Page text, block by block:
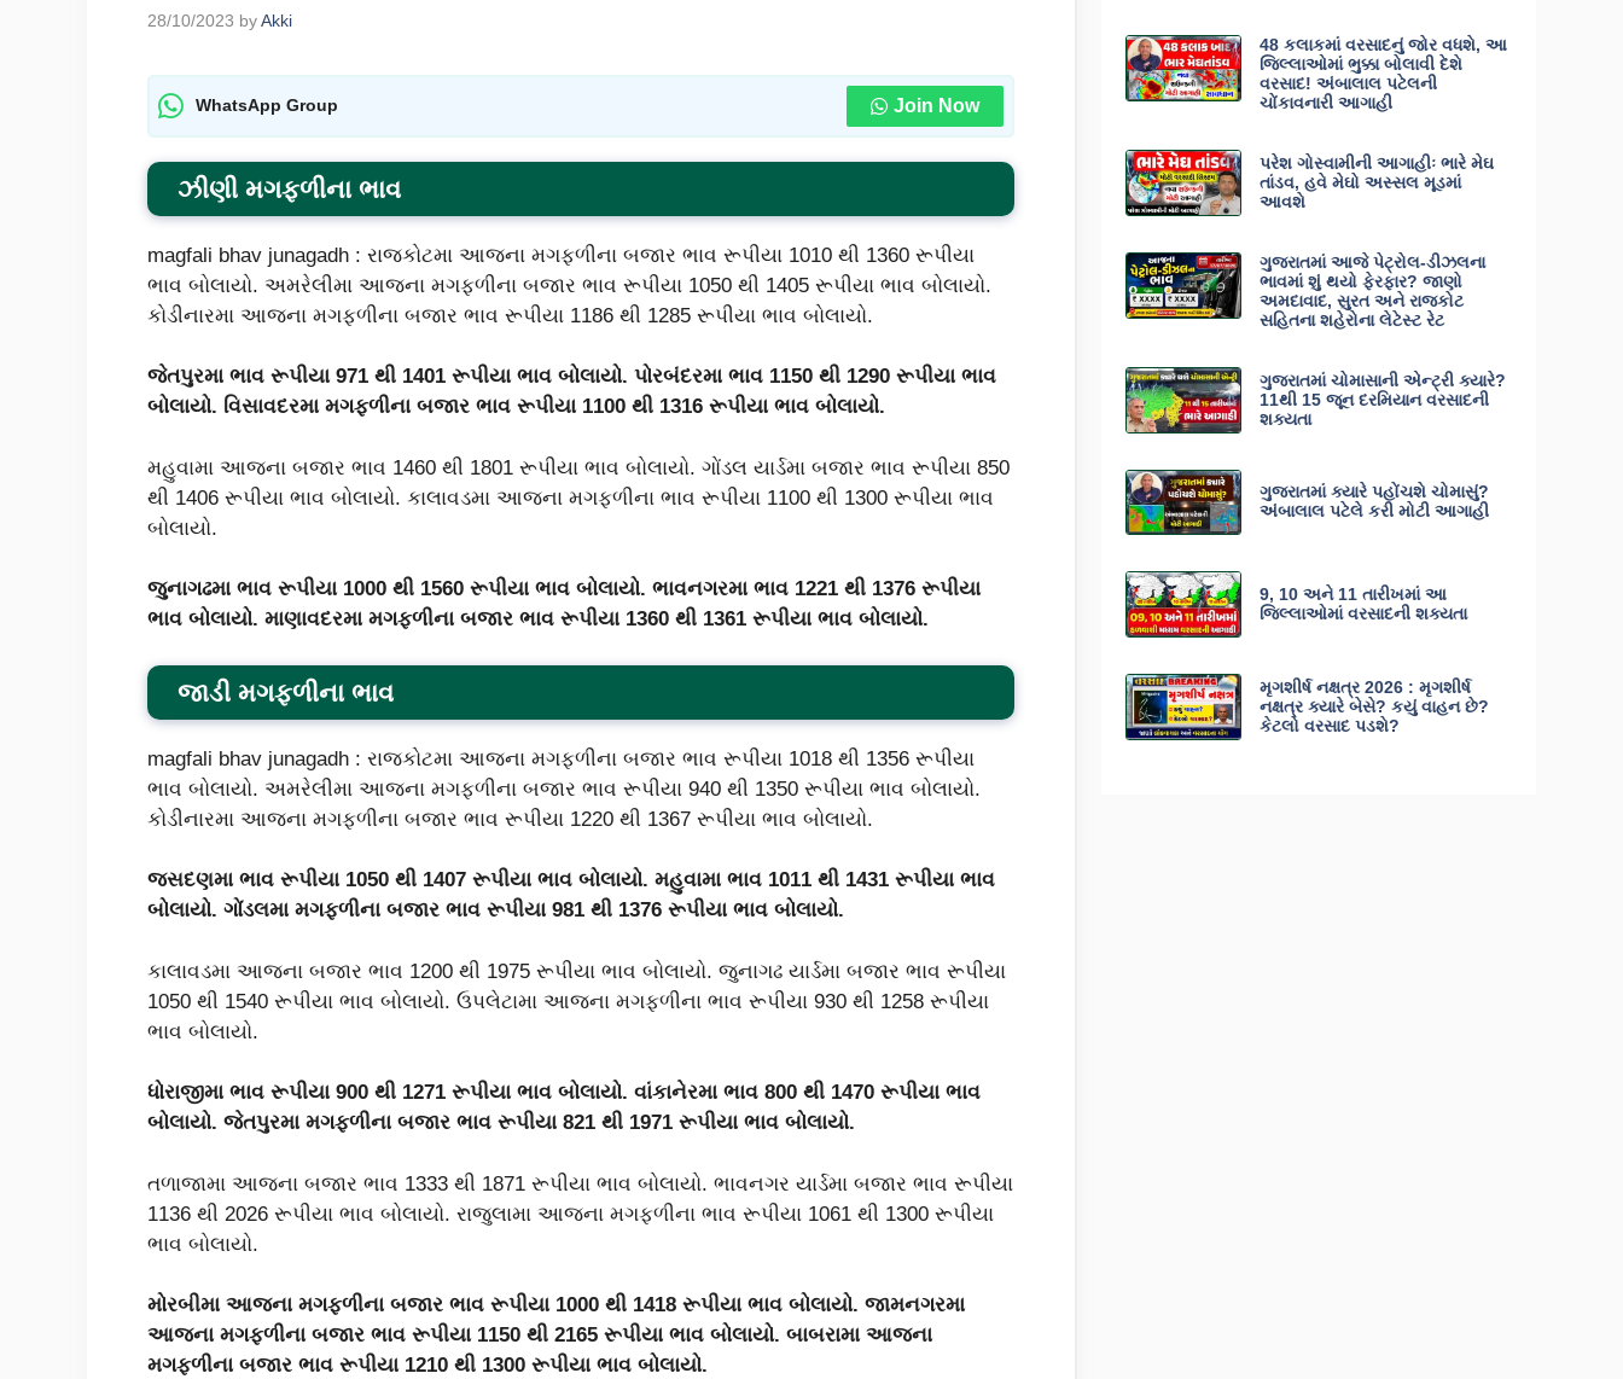
28/10/2023 byAkki
WhatsApp Group Join Now
ઝીણી મગફળીના ભાવ
magfali bhav junagadh : રાજકોટમા આજના મગફળીના બજાર ભાવ રૂપીયા 1010 થી 1360 રૂપીયા
ભાવ બોલાયો. અમરેલીમા આજના મગફળીના બજાર ભાવ રૂપીયા 1050 થી 1405 રૂપીયા ભાવ બોલાયો.
કોડીનારમા આજના મગફળીના બજાર ભાવ રૂપીયા 1186 થી 1285 રૂપીયા ભાવ બોલાયો.
જેતપુરમા ભાવ રૂપીયા 971 થી 1401 રૂપીયા ભાવ બોલાયો. પોરબંદરમા ભાવ 1150 થી 1290 રૂપીયા ભાવ
બોલાયો. વિસાવદરમા મગફળીના બજાર ભાવ રૂપીયા 1100 થી 1316 રૂપીયા ભાવ બોલાયો.
મહુવામા આજના બજાર ભાવ 1460 થી 1801 રૂપીયા ભાવ બોલાયો. ગોંડલ યાર્ડમા બજાર ભાવ રૂપીયા 850
થી 1406 રૂપીયા ભાવ બોલાયો. કાલાવડમા આજના મગફળીના ભાવ રૂપીયા 1100 થી 1300 રૂપીયા ભાવ
બોલાયો.
જુનાગઢમા ભાવ રૂપીયા 1000 થી 1560 રૂપીયા ભાવ બોલાયો. ભાવનગરમા ભાવ 1221 થી 1376 રૂપીયા
ભાવ બોલાયો. માણાવદરમા મગફળીના બજાર ભાવ રૂપીયા 1360 થી 1361 રૂપીયા ભાવ બોલાયો.
જાડી મગફળીના ભાવ
magfali bhav junagadh : રાજકોટમા આજના મગફળીના બજાર ભાવ રૂપીયા 1018 થી 1356 રૂપીયા
ભાવ બોલાયો. અમરેલીમા આજના મગફળીના બજાર ભાવ રૂપીયા 940 થી 1350 રૂપીયા ભાવ બોલાયો.
કોડીનારમા આજના મગફળીના બજાર ભાવ રૂપીયા 1220 થી 1367 રૂપીયા ભાવ બોલાયો.
જસદણમા ભાવ રૂપીયા 1050 થી 1407 રૂપીયા ભાવ બોલાયો. મહુવામા ભાવ 1011 થી 1431 રૂપીયા ભાવ
બોલાયો. ગોંડલમા મગફળીના બજાર ભાવ રૂપીયા 981 થી 1376 રૂપીયા ભાવ બોલાયો.
કાલાવડમા આજના બજાર ભાવ 1200 થી 1975 રૂપીયા ભાવ બોલાયો. જુનાગઢ યાર્ડમા બજાર ભાવ રૂપીયા
1050 થી 1540 રૂપીયા ભાવ બોલાયો. ઉપલેટામા આજના મગફળીના ભાવ રૂપીયા 930 થી 1258 રૂપીયા
ભાવ બોલાયો.
ધોરાજીમા ભાવ રૂપીયા 900 થી 1271 રૂપીયા ભાવ બોલાયો. વાંકાનેરમા ભાવ 800 થી 1470 રૂપીયા ભાવ
બોલાયો. જેતપુરમા મગફળીના બજાર ભાવ રૂપીયા 821 થી 1971 રૂપીયા ભાવ બોલાયો.
તળાજામા આજના બજાર ભાવ 1333 થી 1871 રૂપીયા ભાવ બોલાયો. ભાવનગર યાર્ડમા બજાર ભાવ રૂપીયા
1136 થી 2026 રૂપીયા ભાવ બોલાયો. રાજુલામા આજના મગફળીના ભાવ રૂપીયા 1061 થી 1300 રૂપીયા
ભાવ બોલાયો.
મોરબીમા આજના મગફળીના બજાર ભાવ રૂપીયા 1000 થી 1418 રૂપીયા ભાવ બોલાયો. જામનગરમા
આજના મગફળીના બજાર ભાવ રૂપીયા 1150 થી 2165 રૂપીયા ભાવ બોલાયો. બાબરામા આજના
મગફળીના બજાર ભાવ રૂપીયા 1210 થી 1300 રૂપીયા ભાવ બોલાયો.
48 કલાકમાં વરસાદનું જોર વધશે, આ
જિલ્લાઓમાં ભુક્કા બોલાવી દેશે
વરસાદ! અંબાલાલ પટેલની
ચોંકાવનારી આગાહી
પરેશ ગોસ્વામીની આગાહીઃ ભારે મેઘ
તાંડવ, હવે મેઘો અસ્સલ મૂડમાં
આવશે
ગુજરાતમાં આજે પેટ્રોલ-ડીઝલના
ભાવમાં શું થયો ફેરફાર? જાણો
અમદાવાદ, સુરત અને રાજકોટ
સહિતના શહેરોના લેટેસ્ટ રેટ
ગુજરાતમાં ચોમાસાની એન્ટ્રી ક્યારે?
11થી 15 જૂન દરમિયાન વરસાદની
શક્યતા
ગુજરાતમાં ક્યારે પહોંચશે ચોમાસું?
અંબાલાલ પટેલે કરી મોટી આગાહી
9, 10 અને 11 તારીખમાં આ
જિલ્લાઓમાં વરસાદની શક્યતા
મૃગશીર્ષ નક્ષત્ર 2026 : મૃગશીર્ષ
નક્ષત્ર ક્યારે બેસે? કયું વાહન છે?
કેટલો વરસાદ પડશે?